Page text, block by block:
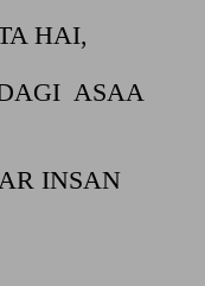
HAI,
ASAA
INSAN